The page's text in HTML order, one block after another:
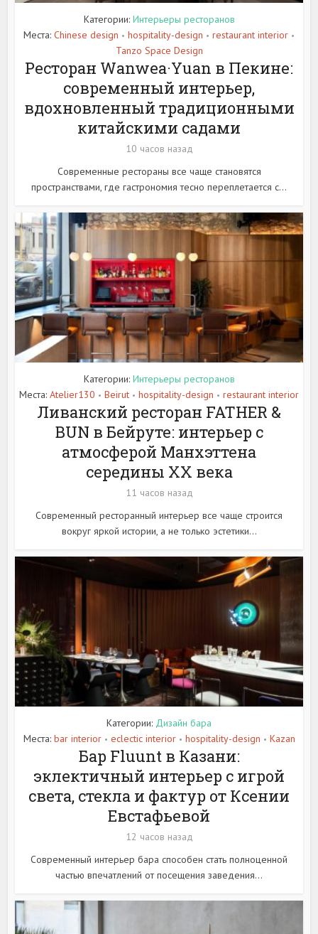
Категории: Интерьеры ресторанов
Места: Chinese design • hospitality-design • restaurant interior •
Tanzo Space Design
Ресторан Wanwea·Yuan в Пекине:
современный интерьер,
вдохновленный традиционными
китайскими садами
10 часов назад
Современные рестораны все чаще становятся
пространствами, где гастрономия тесно переплетается с...
Категории: Интерьеры ресторанов
Места: Atelier130 • Beirut • hospitality-design • restaurant interior
Ливанский ресторан FATHER &
BUN в Бейруте: интерьер с
атмосферой Манхэттена
середины XX века
11 часов назад
Современный ресторанный интерьер все чаще строится
вокруг яркой истории, а не только эстетики...
Категории: Дизайн бара
Места: bar interior • eclectic interior • hospitality-design • Kazan
Бар Fluunt в Казани:
эклектичный интерьер с игрой
света, стекла и фактур от Ксении
Евстафьевой
12 часов назад
Современный интерьер бара способен стать полноценной
частью впечатлений от посещения заведения...